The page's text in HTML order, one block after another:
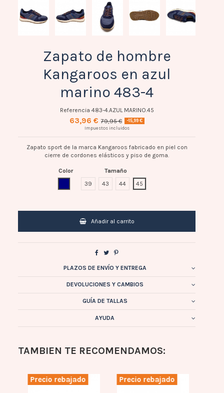
Zapato de hombre
Kangaroos en azul
marino 483-4
Referencia 483-4.AZUL MARINO.45
63,96 € 79,95 € -15,99 €
Impuestos incluidos
Zapato sport de la marca Kangaroos fabricado en piel con
cierre de cordones elásticos y piso de goma.
Color
AZUL MARINO
Tamaño
39
43 44 45
Añadir al carrito
PLAZOS DE ENVÍO Y ENTREGA
DEVOLUCIONES Y CAMBIOS
GUÍA DE TALLAS
AYUDA
TAMBIEN TE RECOMENDAMOS:
Precio rebajado Precio rebajado